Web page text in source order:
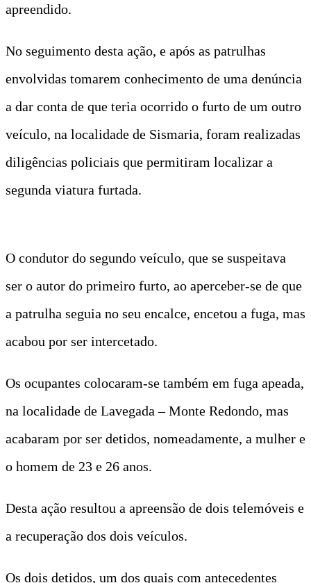
apreendido.
No seguimento desta ação, e após as patrulhas
envolvidas tomarem conhecimento de uma denúncia
a dar conta de que teria ocorrido o furto de um outro
veículo, na localidade de Sismaria, foram realizadas
diligências policiais que permitiram localizar a
segunda viatura furtada.
O condutor do segundo veículo, que se suspeitava
ser o autor do primeiro furto, ao aperceber-se de que
a patrulha seguia no seu encalce, encetou a fuga, mas
acabou por ser intercetado.
Os ocupantes colocaram-se também em fuga apeada,
na localidade de Lavegada – Monte Redondo, mas
acabaram por ser detidos, nomeadamente, a mulher e
o homem de 23 e 26 anos.
Desta ação resultou a apreensão de dois telemóveis e
a recuperação dos dois veículos.
Os dois detidos, um dos quais com antecedentes